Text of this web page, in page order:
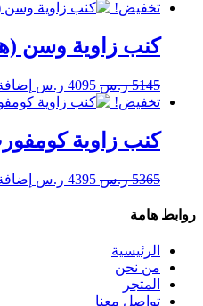
الأصلي
6250 ر.س.
الحالي
4995 ر.س.
تخفيض!
كنب زاوية وسن
5145 ر.س السعر
الأصلي
5145 ر.س.
4095 ر.س السعر
الحالي
4095 ر.س.
تخفيض!
كنب زاوية
5365 ر.س السعر
4395 ر.س السعر
روابط هامة
الرئيسية
من نحن
المتجر
تواصل معنا